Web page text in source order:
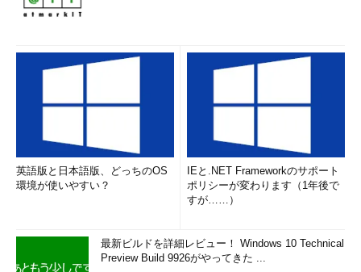
英語版と日本語版、どっちのOS
環境が使いやすい？
IEと.NET Frameworkのサポート
ポリシーが変わります（1年後で
すが……）
最新ビルドを詳細レビュー！ Windows 10 Technical
Preview Build 9926がやってきた ...